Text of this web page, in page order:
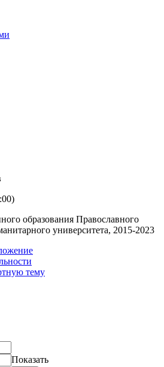
образования Православного
университета, 2015-2023
тему
Показать